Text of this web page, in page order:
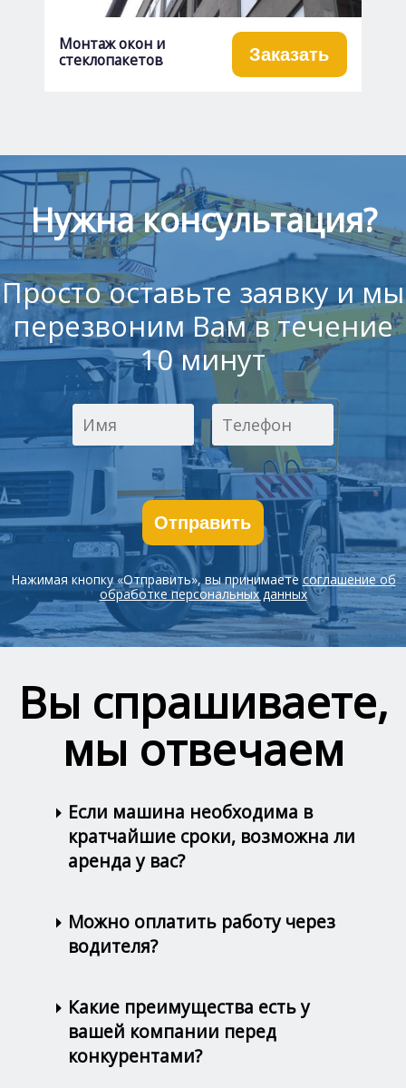
Монтаж окон и
стеклопакетов
Заказать
Нужна консультация?
Просто оставьте заявку и мы
перезвоним Вам в течение
10 минут
Отправить
Нажимая кнопку «Отправить», вы принимаете соглашение об
обработке персональных данных
Вы спрашиваете,
мы отвечаем
Если машина необходима в
кратчайшие сроки, возможна ли
аренда у вас?
Можно оплатить работу через
водителя?
Какие преимущества есть у
вашей компании перед
конкурентами?